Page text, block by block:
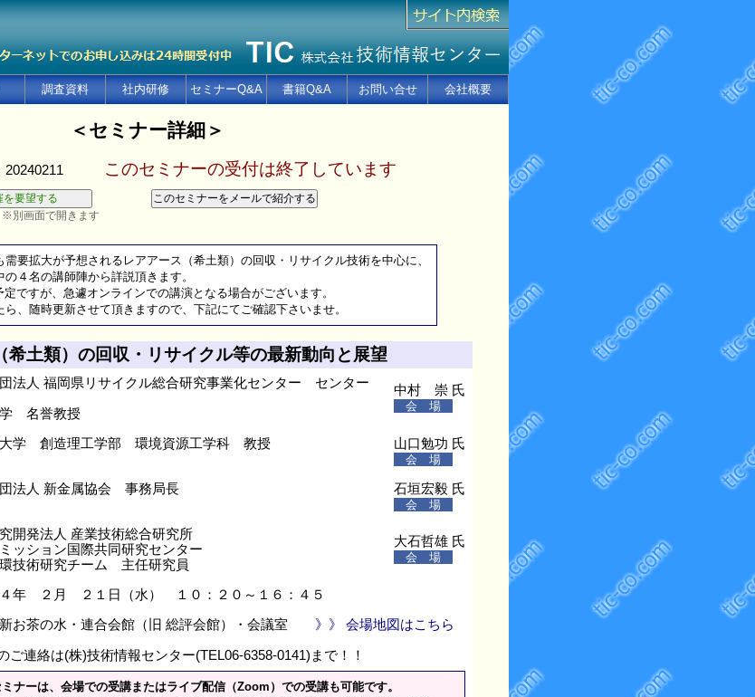
調査資料 社内研修 セミナーQ&A 書籍Q&A お問い合せ 会社概要
＜セミナー詳細＞
20240211 このセミナーの受付は終了しています
で開きます
要拡大が予想されるレアアース（希土類）の回収・リサイクル技術を中心に、
４名の講師陣から詳説頂きます。
ですが、急遽オンラインでの講演となる場合がございます。
、随時更新させて頂きますので、下記にてご確認下さいませ。
希土類）の回収・リサイクル等の最新動向と展望
法人 福岡県リサイクル総合研究事業化センター センター
名誉教授
中村 崇 氏
会 場
大学 創造理工学部 環境資源工学科 教授 山口勉功 氏
会 場
法人 新金属協会 事務局長 石垣宏毅 氏
会 場
開発法人 産業技術総合研究所
ッション国際共同研究センター
技術研究チーム 主任研究員
大石哲雄 氏
会 場
４年 ２月 ２１日（水） １０：２０～１６：４５
お茶の水・連合会館（旧 総評会館）・会議室 》》 会場地図はこちら
ご連絡は(株)技術情報センター(TEL06-6358-0141)まで！！
ナーは、会場での受講またはライブ配信（Zoom）での受講も可能です。